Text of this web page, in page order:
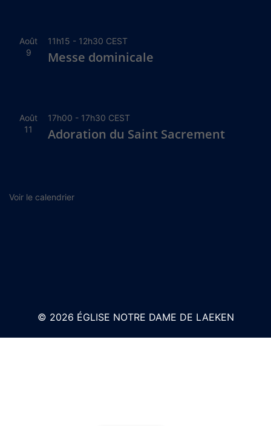
Août
9
11h15 - 12h30 CEST
Messe dominicale
Août
11
17h00 - 17h30 CEST
Adoration du Saint Sacrement
Voir le calendrier
© 2026 ÉGLISE NOTRE DAME DE LAEKEN